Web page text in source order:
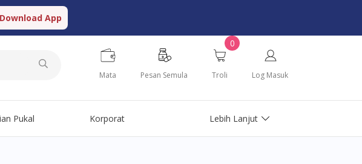
Download App
Mata Pesan Semula
0
Troli Log Masuk
Pukal Korporat Lebih Lanjut